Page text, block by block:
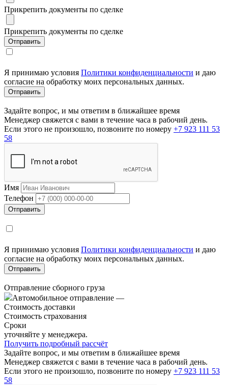
Прикрепить документы по сделке
Прикрепить документы по сделке
Я принимаю условия Политики конфиденциальности и даю
согласие на обработку моих персональных данных.
Задайте вопрос, и мы ответим в ближайшее время
Менеджер свяжется с вами в течение часа в рабочий день.
Если этого не произошло, позвоните по номеру +7 923 111 53
58
Имя
Телефон
Я принимаю условия Политики конфиденциальности и даю
согласие на обработку моих персональных данных.
Отправление сборного груза
Автомобильное отправление —
Стоимость доставки
Стоимость страхования
Сроки
уточняйте у менеджера.
Получить подробный рассчёт
Задайте вопрос, и мы ответим в ближайшее время
Менеджер свяжется с вами в течение часа в рабочий день.
Если этого не произошло, позвоните по номеру +7 923 111 53
58